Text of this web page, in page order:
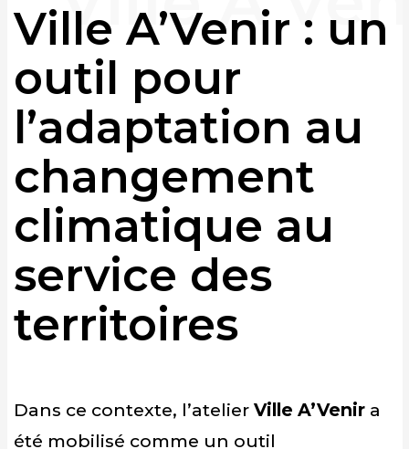
Ville A’Venir : un
outil pour
l’adaptation au
changement
climatique au
service des
territoires
Dans ce contexte, l’atelier Ville A’Venir a
été mobilisé comme un outil